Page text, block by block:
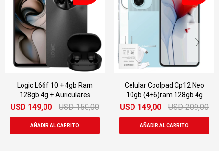
Logic L66f 10 + 4gb Ram
128gb 4g + Auriculares
149,00 USD 150,00
Celular Coolpad Cp12 Neo
10gb (4+6)ram 128gb 4g
USD 149,00 USD 209,00